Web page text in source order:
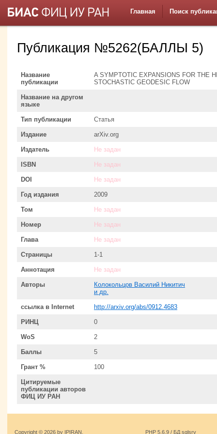
Главная Поиск
Публикация №5262(БАЛЛЫ 5)
Название
публикации
A SYMPTOTIC EXPANSIONS FOR THE
STOCHASTIC GEODESIC FLOW
Название на другом
языке
Тип публикации Статья
Издание arXiv.org
Издатель Не задан
ISBN Не задан
DOI Не задан
Год издания 2009
Том Не задан
Номер Не задан
Глава Не задан
Страницы 1-1
Аннотация Не задан
Авторы
Колокольцов Василий Никитич
и др.
ссылка в Internet http://arxiv.org/abs/0912.4683
РИНЦ 0
WoS 2
Баллы 5
Грант % 100
Цитируемые
публикации авторов
ФИЦ ИУ РАН
Copyright © 2026 by IPIRAN.
PHP 5.6.9 / БД sqlsrv